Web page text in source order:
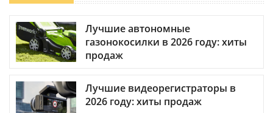
Лучшие автономные
газонокосилки в 2026 году: хиты
продаж
Лучшие видеорегистраторы в
2026 году: хиты продаж